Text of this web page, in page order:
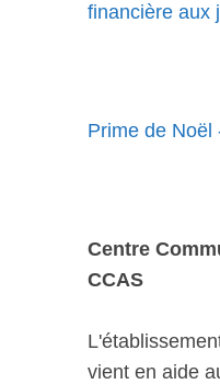
financière aux
Prime de Noël
Centre
CCAS
vient en aide